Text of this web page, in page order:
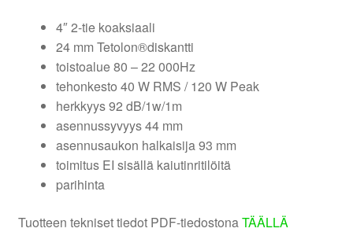
4″ 2-tie koaksiaali
24 mm Tetolon®diskantti
toistoalue 80 – 22 000Hz
tehonkesto 40 W RMS / 120 W Peak
herkkyys 92 dB/1w/1m
asennussyvyys 44 mm
asennusaukon halkaisija 93 mm
toimitus EI sisällä kaiutinritilöitä
parihinta
Tuotteen tekniset tiedot PDF-tiedostonaTÄÄLLÄ